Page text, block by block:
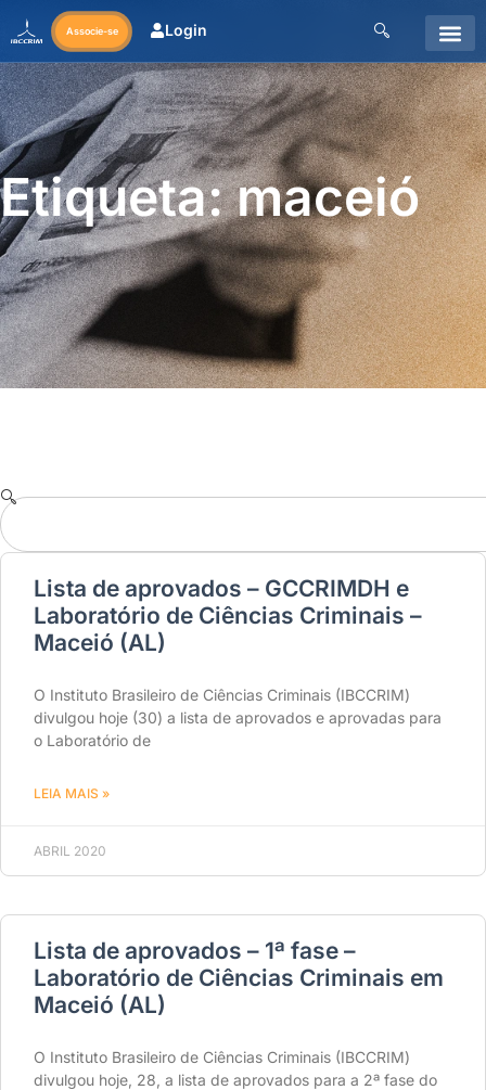
Associe-se Login
Etiqueta: maceió
Lista de aprovados – GCCRIMDH e
Laboratório de Ciências Criminais –
Maceió (AL)
O Instituto Brasileiro de Ciências Criminais (IBCCRIM)
divulgou hoje (30) a lista de aprovados e aprovadas para
o Laboratório de
LEIA MAIS »
ABRIL 2020
Lista de aprovados – 1ª fase –
Laboratório de Ciências Criminais em
Maceió (AL)
O Instituto Brasileiro de Ciências Criminais (IBCCRIM)
divulgou hoje, 28, a lista de aprovados para a 2ª fase do